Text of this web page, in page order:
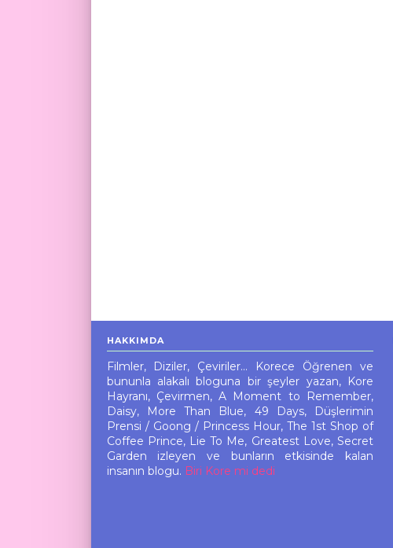
HAKKIMDA
Filmler, Diziler, Çeviriler... Korece Öğrenen ve
bununla alakalı bloguna bir şeyler yazan, Kore
Hayranı, Çevirmen, A Moment to Remember,
Daisy, More Than Blue, 49 Days, Düşlerimin
Prensi / Goong / Princess Hour, The 1st Shop of
Coffee Prince, Lie To Me, Greatest Love, Secret
Garden izleyen ve bunların etkisinde kalan
insanın blogu. Biri Kore mi dedi